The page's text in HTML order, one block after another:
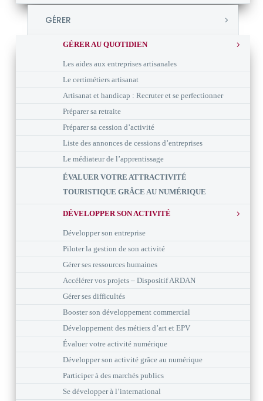
GÉRER
GÉRER AU QUOTIDIEN
Les aides aux entreprises artisanales
Le certimétiers artisanat
Artisanat et handicap : Recruter et se perfectionner
Préparer sa retraite
Préparer sa cession d’activité
Liste des annonces de cessions d’entreprises
Le médiateur de l’apprentissage
ÉVALUER VOTRE ATTRACTIVITÉ
TOURISTIQUE GRÂCE AU NUMÉRIQUE
DÉVELOPPER SON ACTIVITÉ
Développer son entreprise
Piloter la gestion de son activité
Gérer ses ressources humaines
Accélérer vos projets – Dispositif ARDAN
Gérer ses difficultés
Booster son développement commercial
Développement des métiers d’art et EPV
Évaluer votre activité numérique
Développer son activité grâce au numérique
Participer à des marchés publics
Se développer à l’international